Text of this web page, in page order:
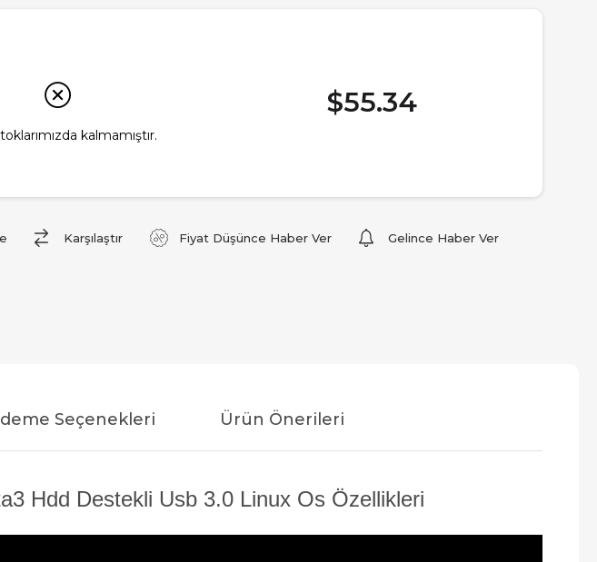
kalmamıştır.
$55.34
Karşılaştır Fiyat Düşünce Haber Ver Gelince Haber Ver
Seçenekleri Ürün Önerileri
Hdd Destekli Usb 3.0 Linux Os Özellikleri